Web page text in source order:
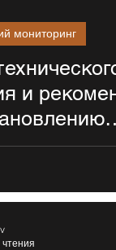
и
Дворец
ул.
д. 9)
мониторинг